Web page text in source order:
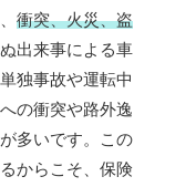
衝突、火災、盗
ぬ出来事による車
独事故や運転中
の衝突や路外逸
多いです。この
からこそ、保険